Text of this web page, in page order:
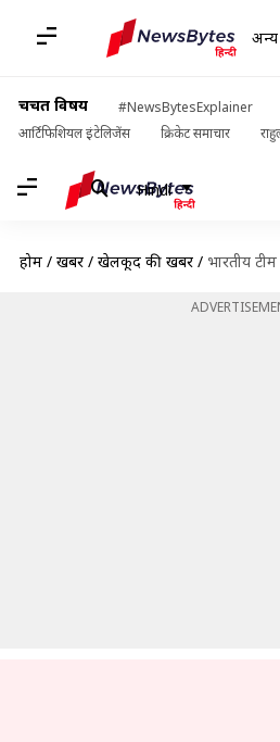
अन्य
चर्चित विषय #NewsBytesExplainer
आर्टिफिशियल इंटेलिजेंस
क्रिकेट समाचार
Hindi
होम / खबरें / खेलकूद की खबरें / भारतीय टीम में वापसी